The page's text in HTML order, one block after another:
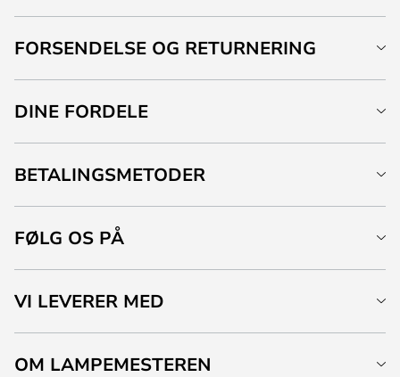
FORSENDELSE OG RETURNERING
DINE FORDELE
BETALINGSMETODER
FØLG OS PÅ
VI LEVERER MED
OM LAMPEMESTEREN